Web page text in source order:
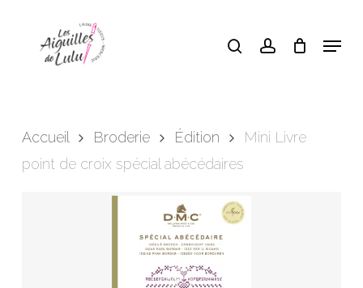
search account Menu
Panier Cart
Accueil Broderie Édition
Mini Livre
point de croix spécial abécédaires